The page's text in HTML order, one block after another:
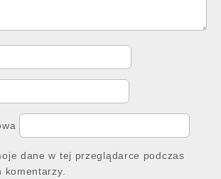
dane w tej przeglądarce podczas
komentarzy.